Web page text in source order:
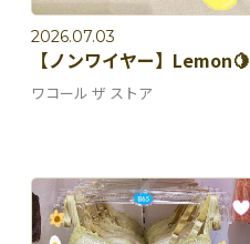
2026.07.03
【ノンワイヤー】Lemon🍋
ワコール ザ ストア